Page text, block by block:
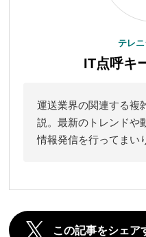
テレ
IT点呼キ
運送業界の関連する複
説。最新のトレンドや
情報発信を行ってまい
この記事をシェア